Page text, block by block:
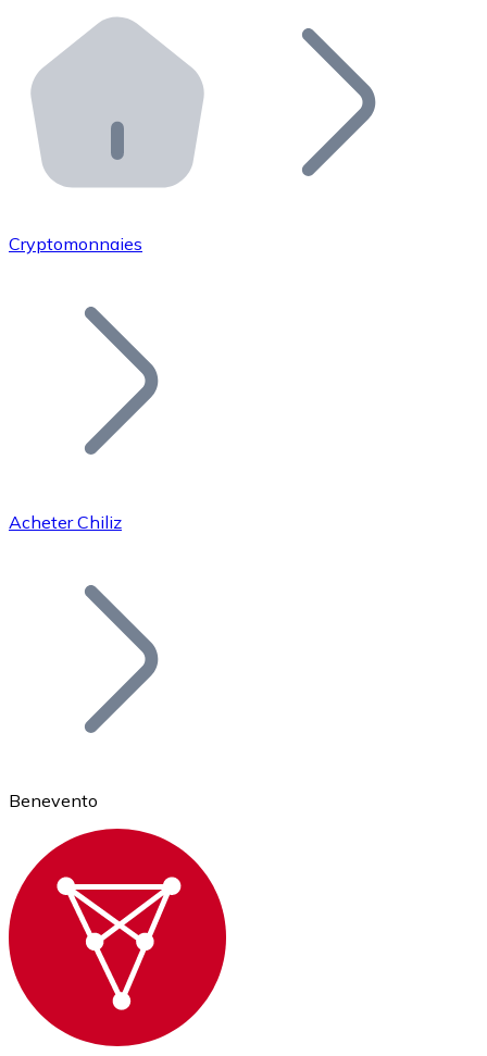
Distributeurs automatiques Bitnovo
Intégrez un ATM Bitnovo dans votre entreprise et
API Bitnovo
Intégrez notre API dans votre écosystème.
Rejoignez notre réseau de distributeurs et
Ajoutez le token de votre projet à notre service
Bitcoin
Ethereum
ETH
Cryptomonnaies
Acheter Chiliz
Benevento